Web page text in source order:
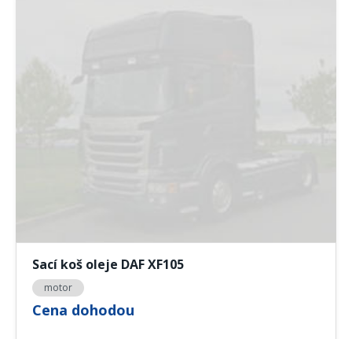
Sací koš oleje DAF XF105
motor
Cena dohodou